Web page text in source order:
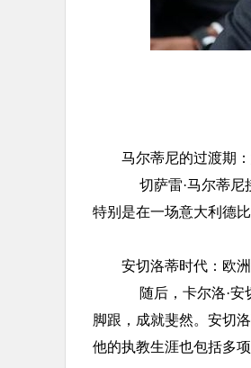
马尔蒂尼的过渡期：
切萨雷·马尔蒂尼接
特别是在一场意大利德
安切洛蒂时代：欧洲
随后，卡尔洛·安切
脚跟，成就斐然。安切
他的执教生涯也包括多